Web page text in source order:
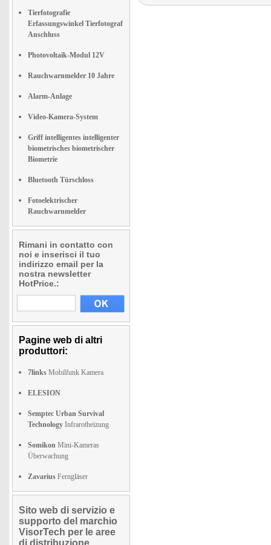
Tierfotografie
Erfassungswinkel Tierfotograf
Anschluss
Photovoltaik-Modul 12V
Rauchwarnmelder 10 Jahre
Alarm-Anlage
Video-Kamera-System
Griff intelligentes intelligenter
biometrisches biometrischer
Biometrie
Bluetooth Türschloss
Fotoelektrischer
Rauchwarnmelder
Rimani in contatto con
noi e inserisci il tuo
indirizzo email per la
nostra newsletter
HotPrice.:
Pagine web di altri
produttori:
7links Mobilfunk Kamera
ELESION
Semptec Urban Survival
Technology Infrarotheizung
Somikon Mini-Kameras
Überwachung
Zavarius Ferngläser
Sito web di servizio e
supporto del marchio
VisorTech per le aree
di distribuzione